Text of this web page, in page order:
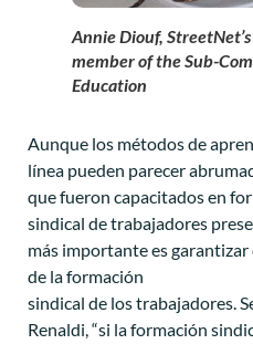
Annie Diouf,
member of the Sub-
Education
Aunque los métodos de
línea pueden parecer
que fueron capacitados en
sindical de trabajadores
más importante es
de la formación
sindical de los trabajadores.
Renaldi, “si la formación